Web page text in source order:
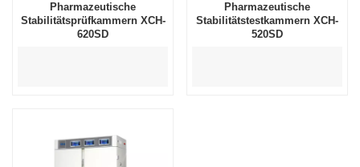
Pharmazeutische
Stabilitätsprüfkammern XCH-
620SD
Pharmazeutische
Stabilitätstestkammern XCH-
520SD